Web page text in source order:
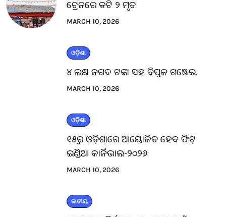
ଟ୍ରେନରେ କଟି ୨ ମୃତ
MARCH 10, 2026
ଓଡ଼ିଶା
୪ ଲକ୍ଷ ନଗଦ ଟଙ୍କା ସହ ବିପୁଳ ଗଞ୍ଜେଇ.
MARCH 10, 2026
ଓଡ଼ିଶା
୧୫ରୁ ଓଡ଼ିଶାରେ ଆୟୋଜିତ ହେବ ଫିଟ୍
ଇଣ୍ଡିଆ କାର୍ନିଭାଲ-୨୦୨୬
MARCH 10, 2026
ଜାତୀୟ